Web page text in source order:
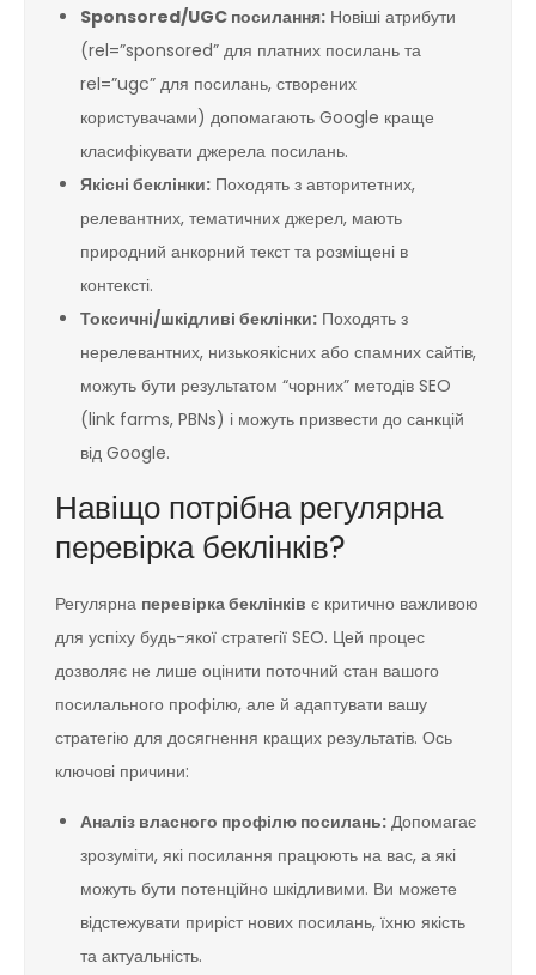
Sponsored/UGC посилання: Новіші атрибути
(rel=”sponsored” для платних посилань та
rel=”ugc” для посилань, створених
користувачами) допомагають Google краще
класифікувати джерела посилань.
Якісні беклінки: Походять з авторитетних,
релевантних, тематичних джерел, мають
природний анкорний текст та розміщені в
контексті.
Токсичні/шкідливі беклінки: Походять з
нерелевантних, низькоякісних або спамних сайтів,
можуть бути результатом “чорних” методів SEO
(link farms, PBNs) і можуть призвести до санкцій
від Google.
Навіщо потрібна регулярна
перевірка беклінків?
Регулярна перевірка беклінків є критично важливою
для успіху будь-якої стратегії SEO. Цей процес
дозволяє не лише оцінити поточний стан вашого
посилального профілю, але й адаптувати вашу
стратегію для досягнення кращих результатів. Ось
ключові причини:
Аналіз власного профілю посилань: Допомагає
зрозуміти, які посилання працюють на вас, а які
можуть бути потенційно шкідливими. Ви можете
відстежувати приріст нових посилань, їхню якість
та актуальність.